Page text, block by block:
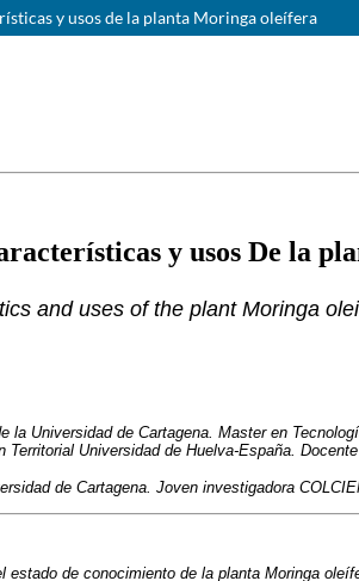
y usos de la planta Moringa oleífera